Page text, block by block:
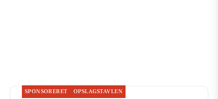
SPONSORERET OPSLAGSTAVLEN